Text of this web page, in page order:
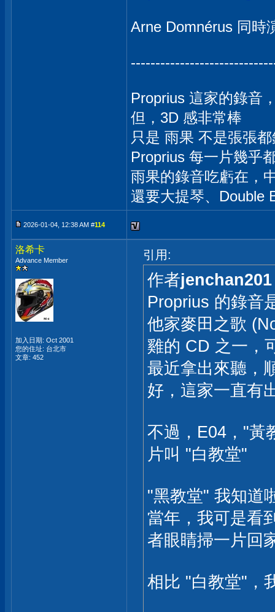
Arne Domnérus 同時
Proprius 這家的錄音
但，3D 感非常棒
只是 雨果 不是張張
Proprius 每一片幾乎
雨果的錄音吃虧在，
還要大提琴、Double
2026-01-04, 12:38 AM #114
洛希卡
Advance Member
加入日期: Oct 2001
您的住址: 台北市
文章: 452
引用:
作者jenchan201
Proprius 的錄音
他家麥田之歌
雞的 CD 之一，
最近拿出來聽，
好，這家一直有
不過，E04，"黃
片叫 "白教堂"
"黑教堂" 我知道
當年，我可是看
者眼睛掃一片回
相比 "白教堂"，